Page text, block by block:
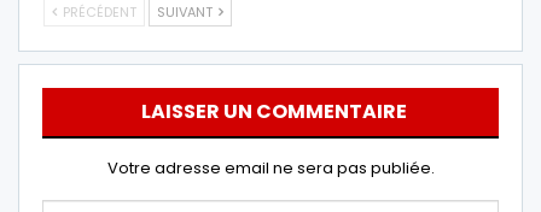
PRÉCÉDENT SUIVANT
LAISSER UN COMMENTAIRE
Votre adresse email ne sera pas publiée.